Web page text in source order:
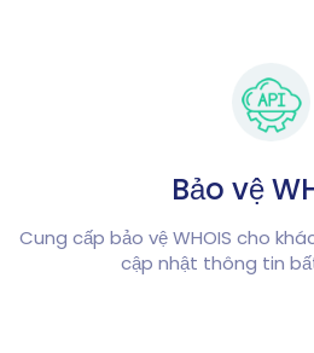
Bảo vệ
Cung cấp bảo vệ WHOIS cho
cập nhật thông tin